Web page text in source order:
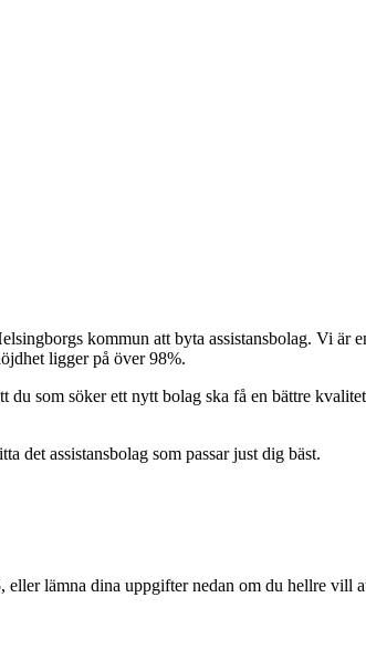
kommun att byta assistansbolag. Vi är
ligger på över 98%.
som söker ett nytt bolag ska få en bättre
det assistansbolag som passar just dig bäst.
eller lämna dina uppgifter nedan om du hellre vill